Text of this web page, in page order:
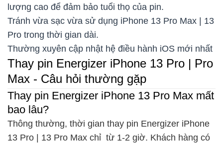
lượng cao để đảm bảo tuổi thọ của pin.
Tránh vừa sạc vừa sử dụng iPhone 13 Pro Max | 13
Pro trong thời gian dài.
Thường xuyên cập nhật hệ điều hành iOS mới nhất
Thay pin Energizer iPhone 13 Pro | Pro
Max - Câu hỏi thường gặp
Thay pin Energizer iPhone 13 Pro Max mất
bao lâu?
Thông thường, thời gian thay pin Energizer iPhone
13 Pro | 13 Pro Max chỉ từ 1-2 giờ. Khách hàng có